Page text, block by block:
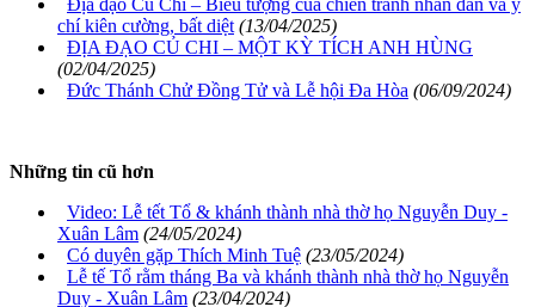
chí kiên cường, bất diệt (13/04/2025)
ĐỊA ĐẠO CỦ CHI – MỘT KỲ TÍCH ANH HÙNG
(02/04/2025)
Đức Thánh Chử Đồng Tử và Lễ hội Đa Hòa (06/09/2024)
Những tin cũ hơn
Video: Lễ tết Tổ & khánh thành nhà thờ họ Nguyễn Duy -
Xuân Lâm (24/05/2024)
Có duyên gặp Thích Minh Tuệ (23/05/2024)
Lễ tế Tổ rằm tháng Ba và khánh thành nhà thờ họ Nguyễn
Duy - Xuân Lâm (23/04/2024)